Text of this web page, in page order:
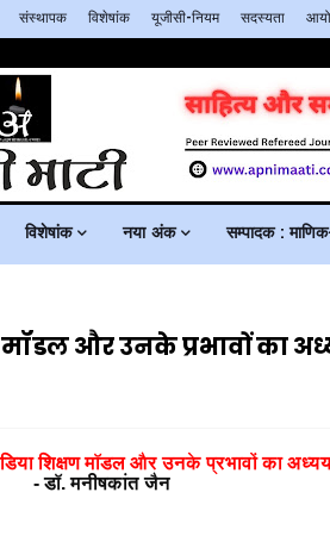
संस्थापक विशेषांक यूजीसी-नियम सदस्यता
विशेषांक नया अंक सम्पादक :
और उनके प्रभावों का
शिक्षण मॉडल और उनके प्रभावों का
- डॉ. मनीषकांत जैन